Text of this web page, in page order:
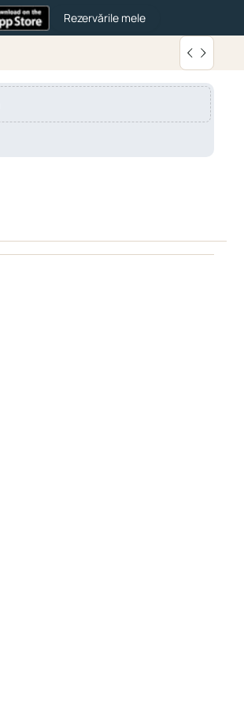
Rezervările mele